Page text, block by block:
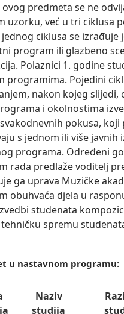
ovog predmeta se ne
uzorku, već u tri ciklusa
ciklusa se izrađuje
program ili glazbeno
Polaznici 1. godine
programima. Pojedini
nakon kojeg slijedi,
i okolnostima
pokusa, koji
s jednom ili više javnih
programa. Određeni
rada predlaže voditelj
ga uprava Muzičke
obuhvaća djela u
studenata
spremu
u nastavnom programu:
Naziv
studija